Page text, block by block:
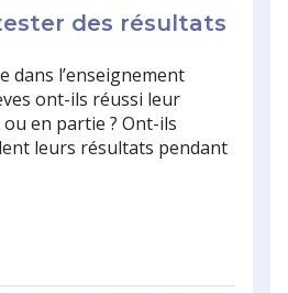
des résultats
dans l’enseignement
ont-ils réussi leur
en partie ? Ont-ils
leurs résultats pendant